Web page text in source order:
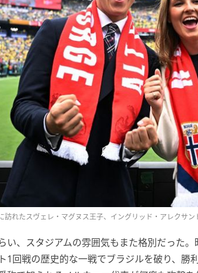
訪れたスヴェレ・マグヌス王子、イングリッド・アレクサ
い、スタジアムの雰囲気もまた格別だった
1回戦の歴史的な一戦でブラジルを破り、勝